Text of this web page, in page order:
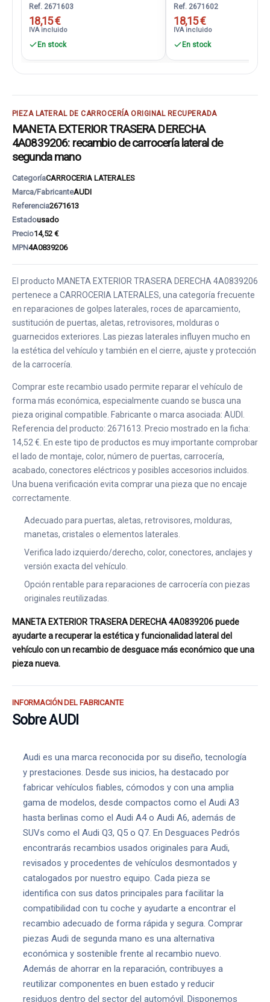
Ref. 2671603
18,15 €
IVA incluido
En stock
Ref. 2671602
18,15 €
IVA incluido
En stock
PIEZA LATERAL DE CARROCERÍA ORIGINAL RECUPERADA
MANETA EXTERIOR TRASERA DERECHA
4A0839206: recambio de carrocería lateral de
segunda mano
CategoríaCARROCERIA LATERALES
Marca/FabricanteAUDI
Referencia2671613
Estadousado
Precio14,52 €
MPN4A0839206
El producto MANETA EXTERIOR TRASERA DERECHA 4A0839206
pertenece a CARROCERIA LATERALES, una categoría frecuente
en reparaciones de golpes laterales, roces de aparcamiento,
sustitución de puertas, aletas, retrovisores, molduras o
guarnecidos exteriores. Las piezas laterales influyen mucho en
la estética del vehículo y también en el cierre, ajuste y protección
de la carrocería.
Comprar este recambio usado permite reparar el vehículo de
forma más económica, especialmente cuando se busca una
pieza original compatible. Fabricante o marca asociada: AUDI.
Referencia del producto: 2671613. Precio mostrado en la ficha:
14,52 €. En este tipo de productos es muy importante comprobar
el lado de montaje, color, número de puertas, carrocería,
acabado, conectores eléctricos y posibles accesorios incluidos.
Una buena verificación evita comprar una pieza que no encaje
correctamente.
Adecuado para puertas, aletas, retrovisores, molduras,
manetas, cristales o elementos laterales.
Verifica lado izquierdo/derecho, color, conectores, anclajes y
versión exacta del vehículo.
Opción rentable para reparaciones de carrocería con piezas
originales reutilizadas.
MANETA EXTERIOR TRASERA DERECHA 4A0839206 puede
ayudarte a recuperar la estética y funcionalidad lateral del
vehículo con un recambio de desguace más económico que una
pieza nueva.
INFORMACIÓN DEL FABRICANTE
Sobre AUDI
Audi es una marca reconocida por su diseño, tecnología
y prestaciones. Desde sus inicios, ha destacado por
fabricar vehículos fiables, cómodos y con una amplia
gama de modelos, desde compactos como el Audi A3
hasta berlinas como el Audi A4 o Audi A6, además de
SUVs como el Audi Q3, Q5 o Q7. En Desguaces Pedrós
encontrarás recambios usados originales para Audi,
revisados y procedentes de vehículos desmontados y
catalogados por nuestro equipo. Cada pieza se
identifica con sus datos principales para facilitar la
compatibilidad con tu coche y ayudarte a encontrar el
recambio adecuado de forma rápida y segura. Comprar
piezas Audi de segunda mano es una alternativa
económica y sostenible frente al recambio nuevo.
Además de ahorrar en la reparación, contribuyes a
reutilizar componentes en buen estado y reducir
residuos dentro del sector del automóvil. Disponemos